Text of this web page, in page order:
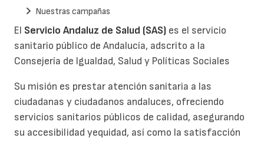
El Servicio Andaluz de Salud (SAS) es el servicio
sanitario público de Andalucía, adscrito a la
Consejería de Igualdad, Salud y Políticas Sociales
Su misión es prestar atención sanitaria a las
ciudadanas y ciudadanos andaluces, ofreciendo
servicios sanitarios públicos de calidad, asegurando
su accesibilidad yequidad, así como la satisfacción
Nuestras campañas